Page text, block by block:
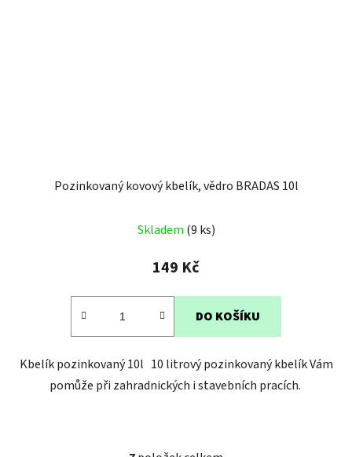
Pozinkovaný kovový kbelík, vědro BRADAS 10l
Skladem (9 ks)
149 Kč
DO KOŠÍKU
Kbelík pozinkovaný 10l 10 litrový pozinkovaný kbelík Vám
pomůže při zahradnických i stavebních pracích.